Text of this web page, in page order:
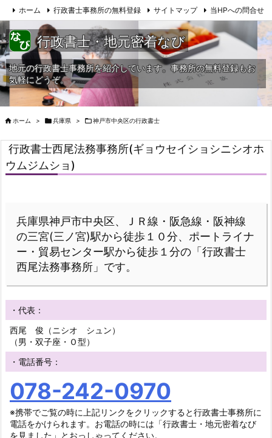
ホーム 行政書士事務所の無料登録 サイトマップ 当HPへの問合せ
行政書士・地元密着なび
地元の行政書士事務所を紹介しています。事務所の無料登録もお
気軽にどうぞ。
 ホーム > 兵庫県 > 神戸市中央区の行政書士
行政書士西尾法務事務所(ギョウセイショシニシオホ
ウムジムショ)
兵庫県神戸市中央区、ＪＲ線・阪急線・阪神線
の三宮(三ノ宮)駅から徒歩１０分、ポートライナ
ー・貿易センター駅から徒歩１分の「行政書士
西尾法務事務所」です。
・代表：
西尾 俊（ニシオ シュン）
（男・双子座・Ｏ型）
・電話番号：
078-242-0970
※携帯でご覧の時に上記リンクをクリックすると行政書士事務所に
電話をかけられます。お電話の時には「行政書士・地元密着なび
を見ました」とおっしゃってください。